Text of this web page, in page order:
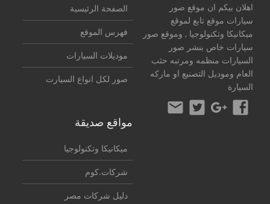
اهلان بيكم ان موقع صور
سيارات موقع تابع لموقع
ميكانيكا وتكنولوجيا , وموقع صور
سيارات خاص بنشر صور
السيارات منظمه ومرتبه حثب
العام وموديل التصنيع او ماركه
السيارة
الصفحة الرئيسية
فهرس الموقع
موديلات السيارات
صور لكل انواع السيارت
مواقع صديقة
ميكانيكا وتكنولوجيا
شركات.كوم
دليل شركات مصر